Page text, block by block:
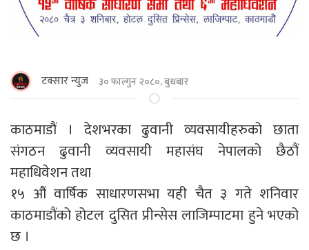
टक्सार न्युज ३० फाल्गुन २०८०, बुधबार
काठमाडौं । देशभरका ढुवानी व्यवसायीहरुको छाता
संगठन ढुवानी व्यवसायी महासंघ नेपालको छैठौं
महाधिवेशन तथा
१५ औं वार्षिक साधारणसभा यही चैत ३ गते शनिवार
काठमाडौंको होटल दुसित प्रीन्सेस लाजिम्पाटमा हुने भएको
छ ।